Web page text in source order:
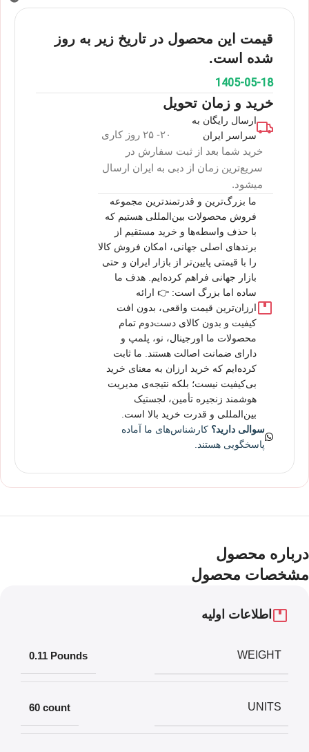
قیمت این محصول در تاریخ زیر به روز
شده است.
1405-05-18
خرید و زمان تحویل
ارسال رایگان به
سراسر ایران
۲۰- ۲۵ روز کاری
خرید شما بعد از ثبت سفارش در
سریع‌ترین زمان از دبی به ایران ارسال
میشود.
ما بزرگ‌ترین و قدرتمندترین مجموعه
فروش محصولات بین‌المللی هستیم که
با حذف واسطه‌ها و خرید مستقیم از
برندهای اصلی جهانی، امکان فروش کالا
را با قیمتی پایین‌تر از بازار ایران و حتی
بازار جهانی فراهم کرده‌ایم. هدف ما
ساده اما بزرگ است: 👉 ارائه
ارزان‌ترین قیمت واقعی، بدون افت
کیفیت و بدون کالای دست‌دوم تمام
محصولات ما اورجینال، نو، پلمپ و
دارای ضمانت اصالت هستند. ما ثابت
کرده‌ایم که خرید ارزان به معنای خرید
بی‌کیفیت نیست؛ بلکه نتیجه‌ی مدیریت
هوشمند زنجیره تأمین، لجستیک
بین‌المللی و قدرت خرید بالا است.
سوالی دارید؟ کارشناس‌های ما آماده
پاسخگویی هستند.
درباره محصول
مشخصات محصول
اطلاعات اولیه
WEIGHT
‎0.11 Pounds
UNITS
‎60 count